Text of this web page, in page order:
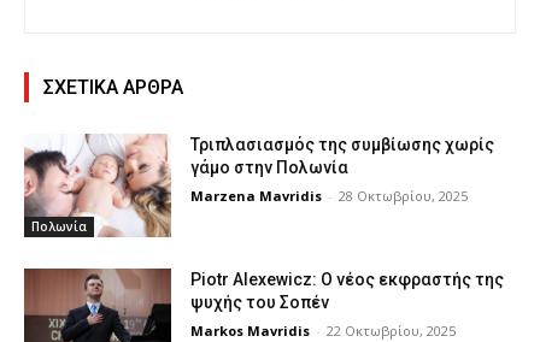
ΣΧΕΤΙΚΑ ΑΡΘΡΑ
Πολωνία
Τριπλασιασμός της συμβίωσης χωρίς
γάμο στην Πολωνία
Marzena Mavridis - 28 Οκτωβρίου, 2025
Piotr Alexewicz: Ο νέος εκφραστής της
ψυχής του Σοπέν
Markos Mavridis - 22 Οκτωβρίου, 2025